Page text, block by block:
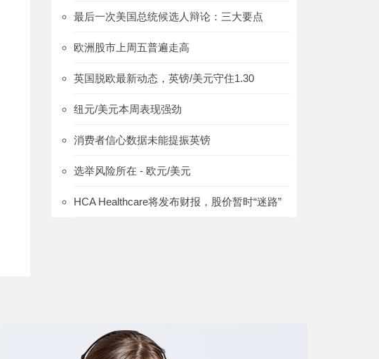
最后一次美国总统候选人辩论：三大要点
欧洲股市上周五普遍走高
英国脱欧最新动态，英镑/美元守住1.30
纽元/美元本周表现强劲
消费者信心数据未能提振英镑
选举风险所在 - 欧元/美元
HCA Healthcare将发布财报，股价暂时“迷路”